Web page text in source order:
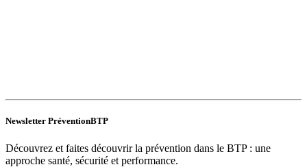
Newsletter PréventionBTP
Découvrez et faites découvrir la prévention dans le BTP : une
approche santé, sécurité et performance.